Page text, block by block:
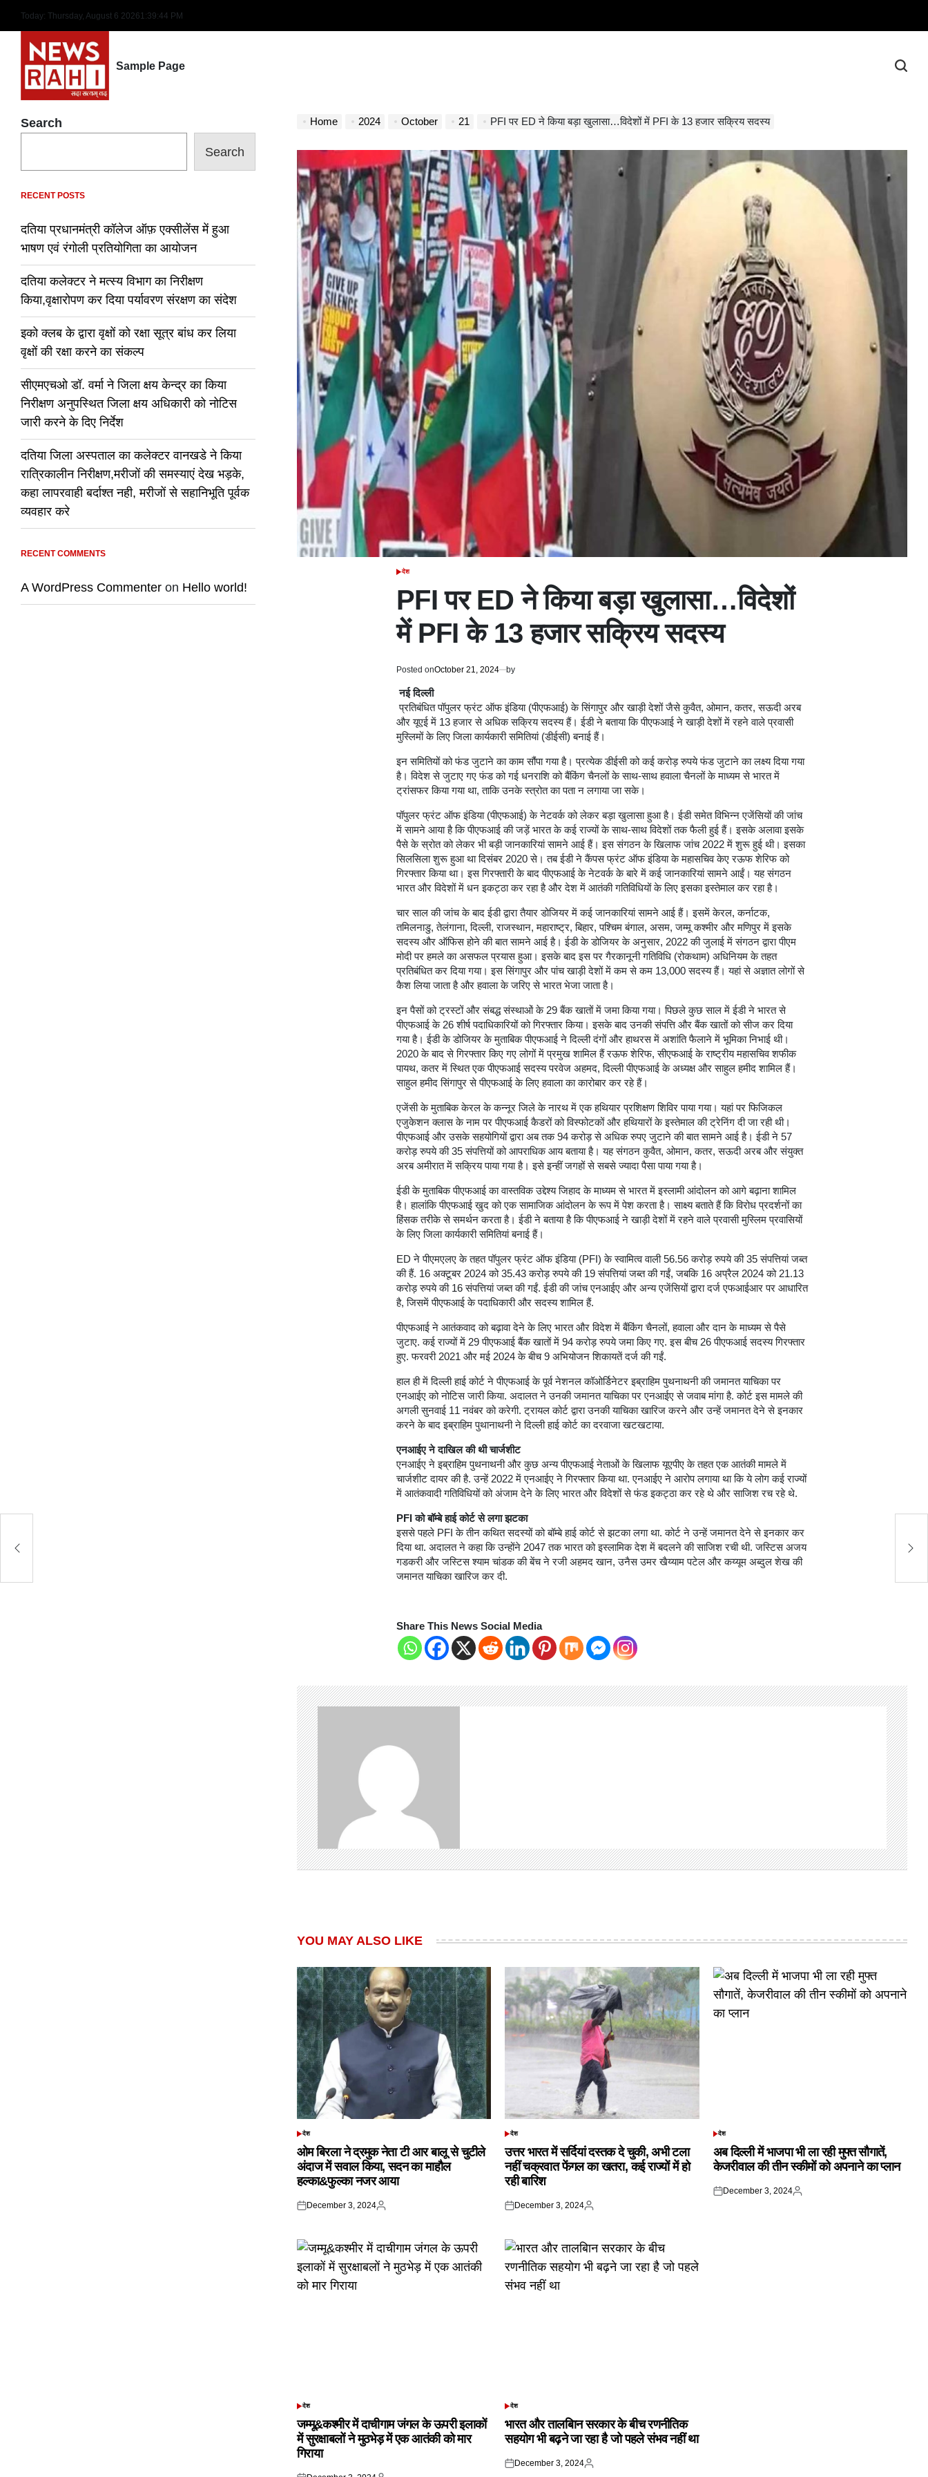
content
Today: Thursday, August 6 20261 :39:46 PM
Sample Page
Home 2024 October 21 PFI पर ED ने किया बड़ा खुलासा…विदेशों में PFI के 13 हजार सक्रिय सदस्य
POSTED
देश
PFI पर ED ने किया बड़ा खुलासा…विदेशों
में PFI के 13 हजार सक्रिय सदस्य
Posted onOctober 21, 2024 by
नई दिल्ली
प्रतिबंधित पॉपुलर फ्रंट ऑफ इंडिया (पीएफआई) के सिंगापुर और खाड़ी देशों जैसे कुवैत, ओमान, कतर, सऊदी अरब
और यूएई में 13 हजार से अधिक सक्रिय सदस्य हैं। ईडी ने बताया कि पीएफआई ने खाड़ी देशों में रहने वाले प्रवासी
मुस्लिमों के लिए जिला कार्यकारी समितियां (डीईसी) बनाई हैं।
इन समितियों को फंड जुटाने का काम सौंपा गया है। प्रत्येक डीईसी को कई करोड़ रुपये फंड जुटाने का लक्ष्य दिया गया
है। विदेश से जुटाए गए फंड को गई धनराशि को बैंकिंग चैनलों के साथ-साथ हवाला चैनलों के माध्यम से भारत में
ट्रांसफर किया गया था, ताकि उनके स्त्रोत का पता न लगाया जा सके।
पॉपुलर फ्रंट ऑफ इंडिया (पीएफआई) के नेटवर्क को लेकर बड़ा खुलासा हुआ है। ईडी समेत विभिन्न एजेंसियों की जांच
में सामने आया है कि पीएफआई की जड़ें भारत के कई राज्यों के साथ-साथ विदेशों तक फैली हुई हैं। इसके अलावा इसके
पैसे के स्रोत को लेकर भी बड़ी जानकारियां सामने आई हैं। इस संगठन के खिलाफ जांच 2022 में शुरू हुई थी। इसका
सिलसिला शुरू हुआ था दिसंबर 2020 से। तब ईडी ने कैंपस फ्रंट ऑफ इंडिया के महासचिव केए रऊफ शेरिफ को
गिरफ्तार किया था। इस गिरफ्तारी के बाद पीएफआई के नेटवर्क के बारे में कई जानकारियां सामने आईं। यह संगठन
भारत और विदेशों में धन इकट्ठा कर रहा है और देश में आतंकी गतिविधियों के लिए इसका इस्तेमाल कर रहा है।
चार साल की जांच के बाद ईडी द्वारा तैयार डोजियर में कई जानकारियां सामने आई हैं। इसमें केरल, कर्नाटक,
तमिलनाडु, तेलंगाना, दिल्ली, राजस्थान, महाराष्ट्र, बिहार, पश्चिम बंगाल, असम, जम्मू कश्मीर और मणिपुर में इसके
सदस्य और ऑफिस होने की बात सामने आई है। ईडी के डोजियर के अनुसार, 2022 की जुलाई में संगठन द्वारा पीएम
मोदी पर हमले का असफल प्रयास हुआ। इसके बाद इस पर गैरकानूनी गतिविधि (रोकथाम) अधिनियम के तहत
प्रतिबंधित कर दिया गया। इस सिंगापुर और पांच खाड़ी देशों में कम से कम 13,000 सदस्य हैं। यहां से अज्ञात लोगों से
कैश लिया जाता है और हवाला के जरिए से भारत भेजा जाता है।
इन पैसों को ट्रस्टों और संबद्ध संस्थाओं के 29 बैंक खातों में जमा किया गया। पिछले कुछ साल में ईडी ने भारत से
पीएफआई के 26 शीर्ष पदाधिकारियों को गिरफ्तार किया। इसके बाद उनकी संपत्ति और बैंक खातों को सीज कर दिया
गया है। ईडी के डोजियर के मुताबिक पीएफआई ने दिल्ली दंगों और हाथरस में अशांति फैलाने में भूमिका निभाई थी।
2020 के बाद से गिरफ्तार किए गए लोगों में प्रमुख शामिल हैं रऊफ शेरिफ, सीएफआई के राष्ट्रीय महासचिव शफीक
पायथ, कतर में स्थित एक पीएफआई सदस्य परवेज अहमद, दिल्ली पीएफआई के अध्यक्ष और साहुल हमीद शामिल हैं।
साहुल हमीद सिंगापुर से पीएफआई के लिए हवाला का कारोबार कर रहे हैं।
एजेंसी के मुताबिक केरल के कन्नूर जिले के नारथ में एक हथियार प्रशिक्षण शिविर पाया गया। यहां पर फिजिकल
एजुकेशन क्लास के नाम पर पीएफआई कैडरों को विस्फोटकों और हथियारों के इस्तेमाल की ट्रेनिंग दी जा रही थी।
पीएफआई और उसके सहयोगियों द्वारा अब तक 94 करोड़ से अधिक रुपए जुटाने की बात सामने आई है। ईडी ने 57
करोड़ रुपये की 35 संपत्तियों को आपराधिक आय बताया है। यह संगठन कुवैत, ओमान, कतर, सऊदी अरब और संयुक्त
अरब अमीरात में सक्रिय पाया गया है। इसे इन्हीं जगहों से सबसे ज्यादा पैसा पाया गया है।
ईडी के मुताबिक पीएफआई का वास्तविक उद्देश्य जिहाद के माध्यम से भारत में इस्लामी आंदोलन को आगे बढ़ाना शामिल
है। हालांकि पीएफआई खुद को एक सामाजिक आंदोलन के रूप में पेश करता है। साक्ष्य बताते हैं कि विरोध प्रदर्शनों का
हिंसक तरीके से समर्थन करता है। ईडी ने बताया है कि पीएफआई ने खाड़ी देशों में रहने वाले प्रवासी मुस्लिम प्रवासियों
के लिए जिला कार्यकारी समितियां बनाई हैं।
ED ने पीएमएलए के तहत पॉपुलर फ्रंट ऑफ इंडिया (PFI) के स्वामित्व वाली 56.56 करोड़ रुपये की 35 संपत्तियां जब्त
की हैं. 16 अक्टूबर 2024 को 35.43 करोड़ रुपये की 19 संपत्तियां जब्त की गईं, जबकि 16 अप्रैल 2024 को 21.13
करोड़ रुपये की 16 संपत्तियां जब्त की गईं. ईडी की जांच एनआईए और अन्य एजेंसियों द्वारा दर्ज एफआईआर पर आधारित
है, जिसमें पीएफआई के पदाधिकारी और सदस्य शामिल हैं.
पीएफआई ने आतंकवाद को बढ़ावा देने के लिए भारत और विदेश में बैंकिंग चैनलों, हवाला और दान के माध्यम से पैसे
जुटाए. कई राज्यों में 29 पीएफआई बैंक खातों में 94 करोड़ रुपये जमा किए गए. इस बीच 26 पीएफआई सदस्य गिरफ्तार
हुए. फरवरी 2021 और मई 2024 के बीच 9 अभियोजन शिकायतें दर्ज की गईं.
हाल ही में दिल्ली हाई कोर्ट ने पीएफआई के पूर्व नेशनल कॉओर्डिनेटर इब्राहिम पुथनाथनी की जमानत याचिका पर
एनआईए को नोटिस जारी किया. अदालत ने उनकी जमानत याचिका पर एनआईए से जवाब मांगा है. कोर्ट इस मामले की
अगली सुनवाई 11 नवंबर को करेगी. ट्रायल कोर्ट द्वारा उनकी याचिका खारिज करने और उन्हें जमानत देने से इनकार
करने के बाद इब्राहिम पुथानाथनी ने दिल्ली हाई कोर्ट का दरवाजा खटखटाया.
एनआईए ने दाखिल की थी चार्जशीट
एनआईए ने इब्राहिम पुथनाथनी और कुछ अन्य पीएफआई नेताओं के खिलाफ यूएपीए के तहत एक आतंकी मामले में
चार्जशीट दायर की है. उन्हें 2022 में एनआईए ने गिरफ्तार किया था. एनआईए ने आरोप लगाया था कि ये लोग कई राज्यों
में आतंकवादी गतिविधियों को अंजाम देने के लिए भारत और विदेशों से फंड इकट्ठा कर रहे थे और साजिश रच रहे थे.
PFI को बॉम्बे हाई कोर्ट से लगा झटका
इससे पहले PFI के तीन कथित सदस्यों को बॉम्बे हाई कोर्ट से झटका लगा था. कोर्ट ने उन्हें जमानत देने से इनकार कर
दिया था. अदालत ने कहा कि उन्होंने 2047 तक भारत को इस्लामिक देश में बदलने की साजिश रची थी. जस्टिस अजय
गडकरी और जस्टिस श्याम चांडक की बेंच ने रजी अहमद खान, उनैस उमर खैय्याम पटेल और कय्यूम अब्दुल शेख की
जमानत याचिका खारिज कर दी.
Share This News Social Media
YOU MAY ALSO LIKE
POSTED
देश
ओम बिरला ने द्रमुक नेता टी आर बालू से चुटीले
अंदाज में सवाल किया, सदन का माहौल
हल्का&फुल्का नजर आया
Posted
December 3, 2024
Posted
POSTED
देश
उत्तर भारत में सर्दियां दस्तक दे चुकी, अभी टला
नहीं चक्रवात फेंगल का खतरा, कई राज्यों में हो
रही बारिश
Posted
December 3, 2024
Posted
POSTED
देश
अब दिल्ली में भाजपा भी ला रही मुफ्त सौगातें,
केजरीवाल की तीन स्कीमों को अपनाने का प्लान
Posted
December 3, 2024
Posted
POSTED
देश
जम्मू&कश्मीर में दाचीगाम जंगल के ऊपरी इलाकों
में सुरक्षाबलों ने मुठभेड़ में एक आतंकी को मार
गिराया
POSTED
देश
भारत और तालबिान सरकार के बीच रणनीतिक
सहयोग भी बढ़ने जा रहा है जो पहले संभव नहीं था
Posted
December 3, 2024
Posted
Search
Search
RECENT POSTS
दतिया प्रधानमंत्री कॉलेज ऑफ़ एक्सीलेंस में हुआ
भाषण एवं रंगोली प्रतियोगिता का आयोजन
दतिया कलेक्टर ने मत्स्य विभाग का निरीक्षण
किया,वृक्षारोपण कर दिया पर्यावरण संरक्षण का संदेश
इको क्लब के द्वारा वृक्षों को रक्षा सूत्र बांध कर लिया
वृक्षों की रक्षा करने का संकल्प
सीएमएचओ डॉ. वर्मा ने जिला क्षय केन्द्र का किया
निरीक्षण अनुपस्थित जिला क्षय अधिकारी को नोटिस
जारी करने के दिए निर्देश
दतिया जिला अस्पताल का कलेक्टर वानखडे ने किया
रात्रिकालीन निरीक्षण,मरीजों की समस्याएं देख भड़के,
कहा लापरवाही बर्दाश्त नही, मरीजों से सहानिभूति पूर्वक
व्यवहार करे
RECENT COMMENTS
A WordPress Commenter on Hello world!